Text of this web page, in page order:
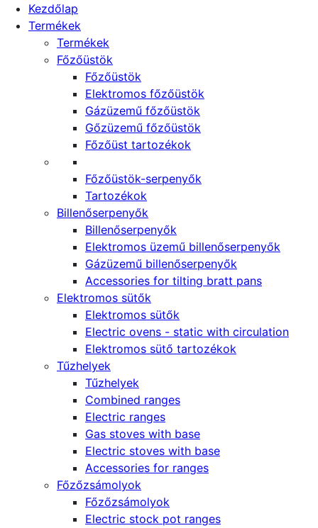
Kezdőlap
Termékek
Termékek
Főzőüstök
Főzőüstök
Elektromos főzőüstök
Gázüzemű főzőüstök
Gőzüzemű főzőüstök
Főzőüst tartozékok
Főzőüstök-serpenyők
Tartozékok
Billenőserpenyők
Billenőserpenyők
Elektromos üzemű billenőserpenyők
Gázüzemű billenőserpenyők
Accessories for tilting bratt pans
Elektromos sütők
Elektromos sütők
Electric ovens - static with circulation
Elektromos sütő tartozékok
Tűzhelyek
Tűzhelyek
Combined ranges
Electric ranges
Gas stoves with base
Electric stoves with base
Accessories for ranges
Főzőzsámolyok
Főzőzsámolyok
Electric stock pot ranges